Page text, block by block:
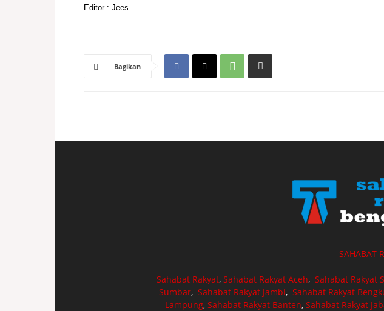
Editor : Jees
Bagikan
SAHABAT
Sahabat Rakyat, Sahabat Rakyat Aceh, Sahabat Rakyat
Sumbar,Sahabat Rakyat Jambi,Sahabat Rakyat
Lampung, Sahabat Rakyat Banten, Sahabat Rakyat